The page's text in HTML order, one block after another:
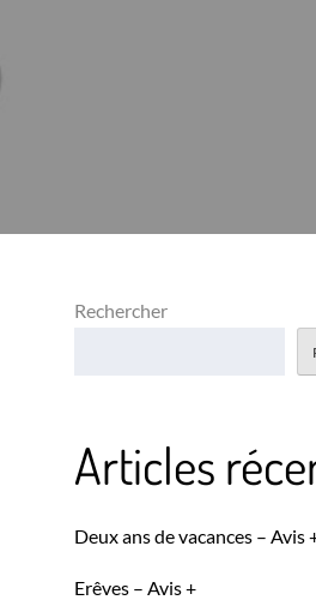
Rechercher
Articles
Deux ans de vacances – Avis
Erêves – Avis +